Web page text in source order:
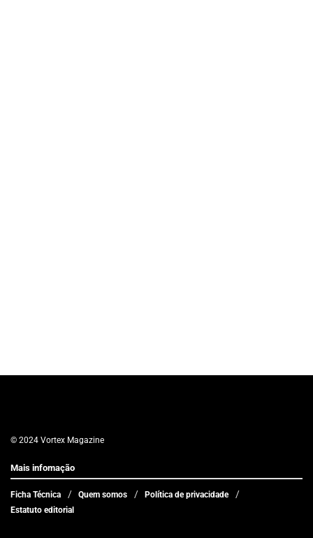
© 2024 Vortex Magazine
Mais infomação
Ficha Técnica Quem somos
Política de privacidade
Estatuto editorial